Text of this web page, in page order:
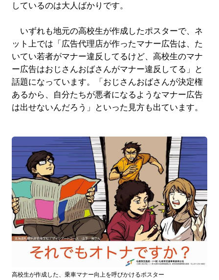
しているのは大人ばかりです。
いずれも地元の高校生が作成したポスターで、ネ
ット上では「広告代理店が作ったマナー広告は、た
いてい若者がマナー違反してるけど、高校生のマナ
ー広告はおじさんおばさんがマナー違反してる」と
話題になっています。「おじさんおばさんが決定権
あるから、自分たちが悪者になるようなマナー広告
は出せないんだろう」といった見方も出ています。
高校生が作成した、乗車マナー向上を呼びかけるポスター